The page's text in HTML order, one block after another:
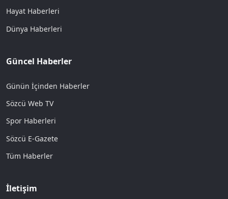
Hayat Haberleri
Dünya Haberleri
Güncel Haberler
Günün İçinden Haberler
Sözcü Web TV
Spor Haberleri
Sözcü E-Gazete
Tüm Haberler
İletişim